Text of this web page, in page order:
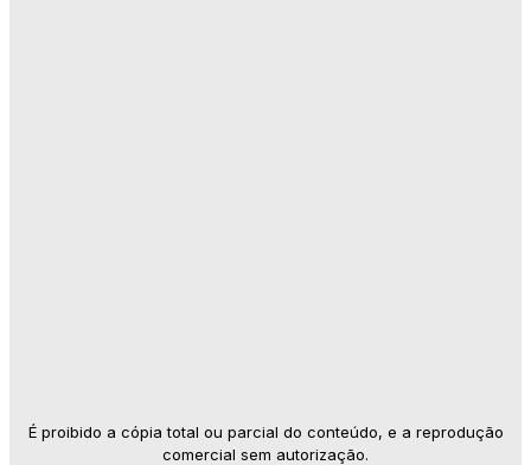
É proibido a cópia total ou parcial do conteúdo, e a reprodução
comercial sem autorização.